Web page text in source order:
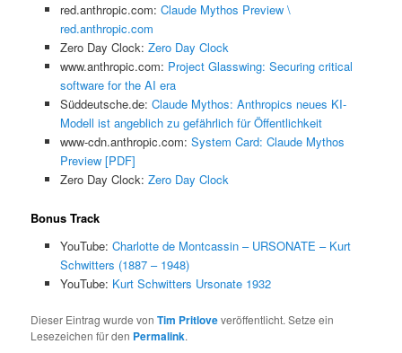
red.anthropic.com: Claude Mythos Preview \
red.anthropic.com
Zero Day Clock: Zero Day Clock
www.anthropic.com: Project Glasswing: Securing critical
software for the AI era
Süddeutsche.de: Claude Mythos: Anthropics neues KI-
Modell ist angeblich zu gefährlich für Öffentlichkeit
www-cdn.anthropic.com: System Card: Claude Mythos
Preview [PDF]
Zero Day Clock: Zero Day Clock
Bonus Track
YouTube: Charlotte de Montcassin – URSONATE – Kurt
Schwitters (1887 – 1948)
YouTube: Kurt Schwitters Ursonate 1932
Dieser Eintrag wurde vonTim Pritloveveröffentlicht. Setze ein
Lesezeichen für den Permalink.